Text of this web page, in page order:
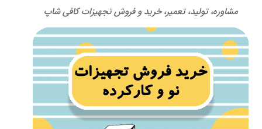
مشاوره، تولید، تعمیر، خرید و فروش تجهیزات کافی شاپ